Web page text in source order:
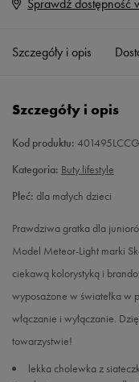
Rozmiary EU
32 20 cm
34 21,5 cm
Sprawdź dostępność
Szczegóły i opis
Szczegóły i opis
Kod produktu:
Kategoria: Buty lifestyle
Płeć: dla małych dzieci
Prawdziwa gratka dla
Model Meteor-Light marki
ciekawą kolorystyką i
wyposażone w światełka w
włączanie i wyłączanie.
towarzystwie!
lekka cholewka z